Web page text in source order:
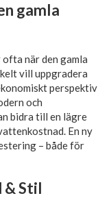
gamla
när den gamla
vill uppgradera
perspektiv
och
bidra till en lägre
En ny
– både för
& Stil